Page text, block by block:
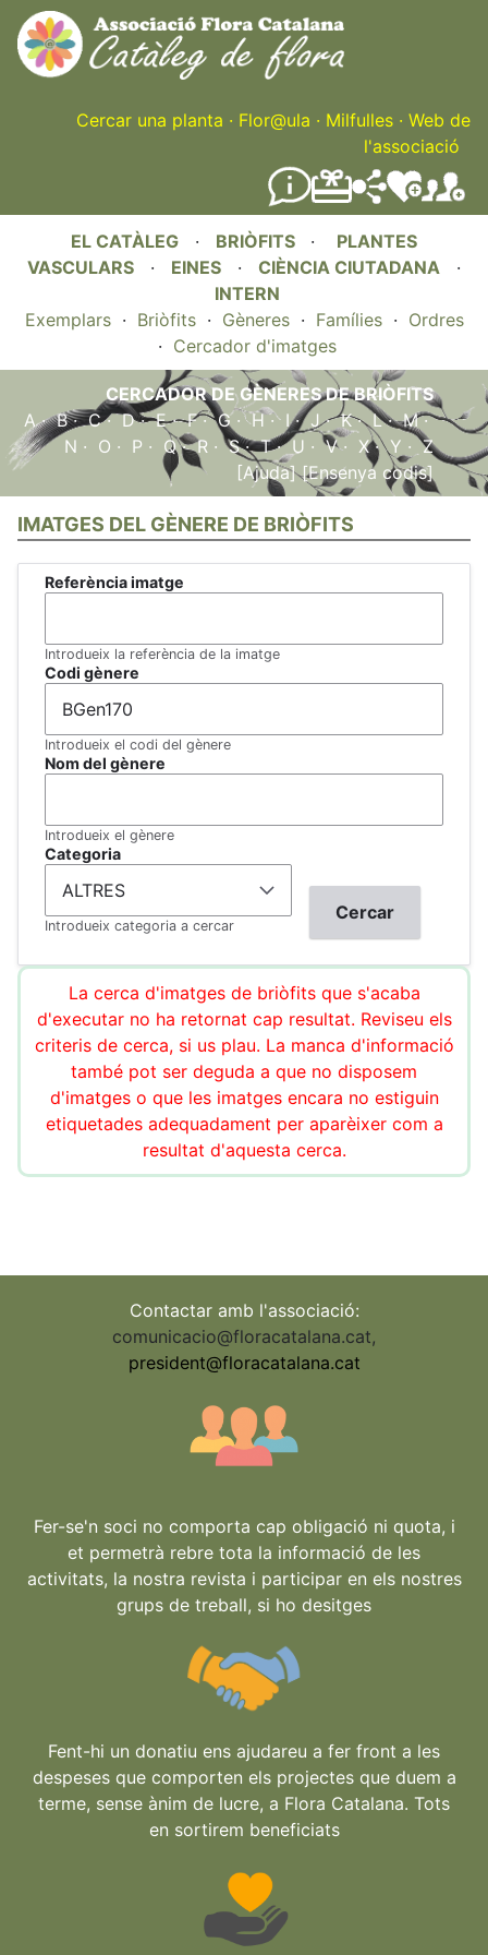
Skip
to
main
content
Cercar una planta · Flor@ula · Milfulles · Web de
l'associació
EL CATÀLEG · BRIÒFITS · PLANTES
VASCULARS · EINES · CIÈNCIA CIUTADANA ·
INTERN
Exemplars· Briòfits· Gèneres· Famílies· Ordres
· Cercador d'imatges
CERCADOR DE GÈNERES DE BRIÒFITS
A·B·C·D·E·F·G·H · I·J·K·L·M·
N · O · P · Q·R ·S·T·U ·V· X·Y ·Z
[Ajuda][Ensenya codis]
IMATGES DEL GÈNERE DE BRIÒFITS
Referència imatge
Introdueix la referència de la imatge
Codi gènere
Introdueix el codi del gènere
Nom del gènere
Introdueix el gènere
Categoria
Introdueix categoria a cercar
La cerca d'imatges de briòfits que s'acaba
d'executar no ha retornat cap resultat. Reviseu els
criteris de cerca, si us plau. La manca d'informació
també pot ser deguda a que no disposem
d'imatges o que les imatges encara no estiguin
etiquetades adequadament per aparèixer com a
resultat d'aquesta cerca.
Contactar amb l'associació:
comunicacio@floracatalana.cat,
president@floracatalana.cat
Fer-se'n soci no comporta cap obligació ni quota, i
et permetrà rebre tota la informació de les
activitats, la nostra revista i participar en els nostres
grups de treball, si ho desitges
Fent-hi un donatiu ens ajudareu a fer front a les
despeses que comporten els projectes que duem a
terme, sense ànim de lucre, a Flora Catalana. Tots
en sortirem beneficiats